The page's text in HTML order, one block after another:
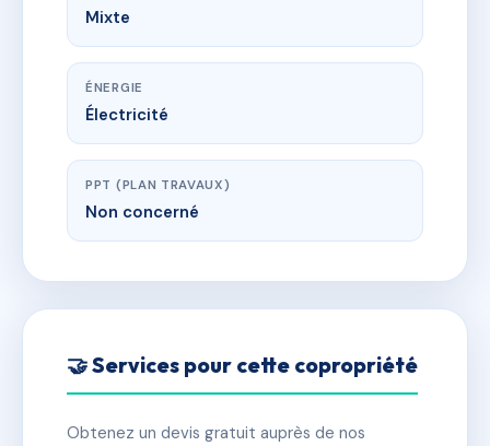
Mixte
ÉNERGIE
Électricité
PPT (PLAN TRAVAUX)
Non concerné
🤝 Services pour cette copropriété
Obtenez un devis gratuit auprès de nos